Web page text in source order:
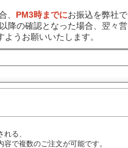
、 PM3時までにお振込を弊社で
降の確認となった場合、翌々営
うお願いいたします。
る、
で複数のご注文が可能です。